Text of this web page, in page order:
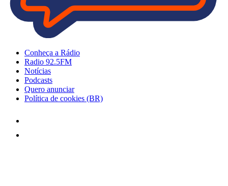
Conheça a Rádio
Radio 92.5FM
Notícias
Podcasts
Quero anunciar
Política de cookies (BR)